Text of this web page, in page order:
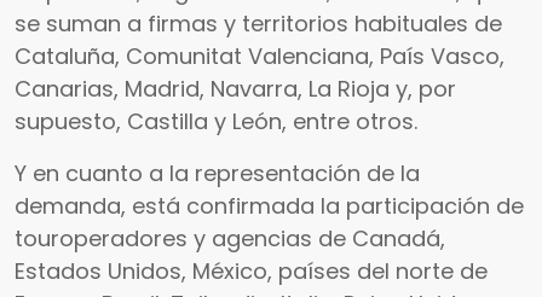
se suman a firmas y territorios habituales de
Cataluña, Comunitat Valenciana, País Vasco,
Canarias, Madrid, Navarra, La Rioja y, por
supuesto, Castilla y León, entre otros.
Y en cuanto a la representación de la
demanda, está confirmada la participación de
touroperadores y agencias de Canadá,
Estados Unidos, México, países del norte de